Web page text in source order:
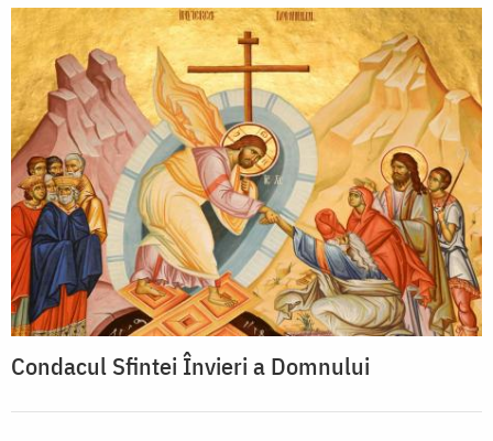
Condacul Sfintei Învieri a Domnului